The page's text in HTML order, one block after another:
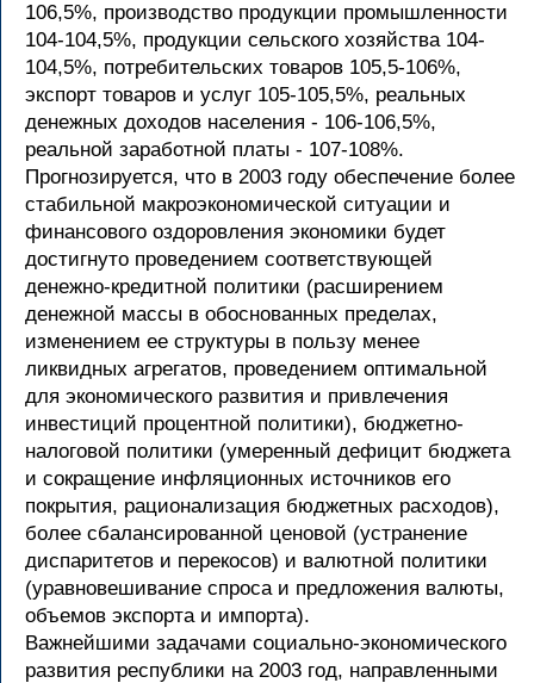
106,5%, производство продукции промышленности
104-104,5%, продукции сельского хозяйства 104-
104,5%, потребительских товаров 105,5-106%,
экспорт товаров и услуг 105-105,5%, реальных
денежных доходов населения - 106-106,5%,
реальной заработной платы - 107-108%.
Прогнозируется, что в 2003 году обеспечение более
стабильной макроэкономической ситуации и
финансового оздоровления экономики будет
достигнуто проведением соответствующей
денежно-кредитной политики (расширением
денежной массы в обоснованных пределах,
изменением ее структуры в пользу менее
ликвидных агрегатов, проведением оптимальной
для экономического развития и привлечения
инвестиций процентной политики), бюджетно-
налоговой политики (умеренный дефицит бюджета
и сокращение инфляционных источников его
покрытия, рационализация бюджетных расходов),
более сбалансированной ценовой (устранение
диспаритетов и перекосов) и валютной политики
(уравновешивание спроса и предложения валюты,
объемов экспорта и импорта).
Важнейшими задачами социально-экономического
развития республики на 2003 год, направленными